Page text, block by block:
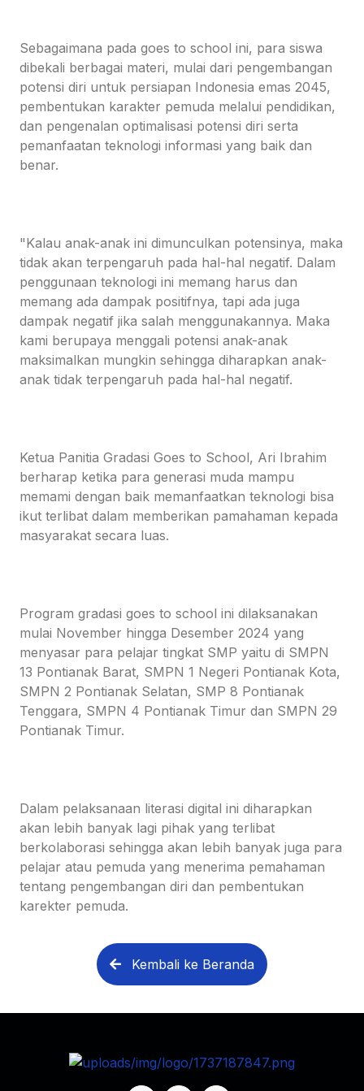
Sebagaimana pada goes to school ini, para siswa
dibekali berbagai materi, mulai dari pengembangan
potensi diri untuk persiapan Indonesia emas 2045,
pembentukan karakter pemuda melalui pendidikan,
dan pengenalan optimalisasi potensi diri serta
pemanfaatan teknologi informasi yang baik dan
benar.
"Kalau anak-anak ini dimunculkan potensinya, maka
tidak akan terpengaruh pada hal-hal negatif. Dalam
penggunaan teknologi ini memang harus dan
memang ada dampak positifnya, tapi ada juga
dampak negatif jika salah menggunakannya. Maka
kami berupaya menggali potensi anak-anak
maksimalkan mungkin sehingga diharapkan anak-
anak tidak terpengaruh pada hal-hal negatif.
Ketua Panitia Gradasi Goes to School, Ari Ibrahim
berharap ketika para generasi muda mampu
memami dengan baik memanfaatkan teknologi bisa
ikut terlibat dalam memberikan pamahaman kepada
masyarakat secara luas.
Program gradasi goes to school ini dilaksanakan
mulai November hingga Desember 2024 yang
menyasar para pelajar tingkat SMP yaitu di SMPN
13 Pontianak Barat, SMPN 1 Negeri Pontianak Kota,
SMPN 2 Pontianak Selatan, SMP 8 Pontianak
Tenggara, SMPN 4 Pontianak Timur dan SMPN 29
Pontianak Timur.
Dalam pelaksanaan literasi digital ini diharapkan
akan lebih banyak lagi pihak yang terlibat
berkolaborasi sehingga akan lebih banyak juga para
pelajar atau pemuda yang menerima pemahaman
tentang pengembangan diri dan pembentukan
karekter pemuda.
Kembali ke Beranda